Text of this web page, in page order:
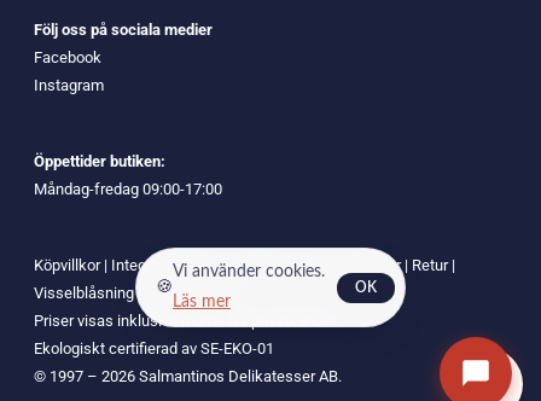
Följ oss på sociala medier
Facebook
Instagram
Öppettider butiken:
Måndag-fredag 09:00-17:00
Köpvillkor| Integritetspolicy|Cookies|Leveransvillkor| Retur|
Visselblåsning|
Tillgänglighet
Priser visas inklusive moms för privatkunder.
Ekologiskt certifierad av SE-EKO-01
© 1997 – 2026 Salmantinos Delikatesser AB.
🍪
Vi använder cookies.
Läs mer
OK